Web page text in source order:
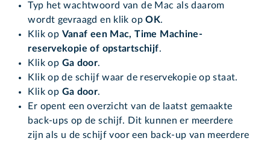
Typ het wachtwoord van de Mac als daarom
wordt gevraagd en klik opOK.
Klik op Vanaf een Mac, Time Machine-
reservekopie of opstartschijf.
Klik op Ga door.
Klik op de schijf waar de reservekopie op staat.
Klik op Ga door.
Er opent een overzicht van de laatst gemaakte
back-ups op de schijf. Dit kunnen er meerdere
zijn als u de schijf voor een back-up van meerdere